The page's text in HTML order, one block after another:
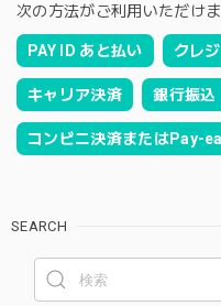
次の方法がご利用いただけま
PAY ID あと払い クレ
キャリア決済 銀行振込
コンビニ決済またはPay-
SEARCH